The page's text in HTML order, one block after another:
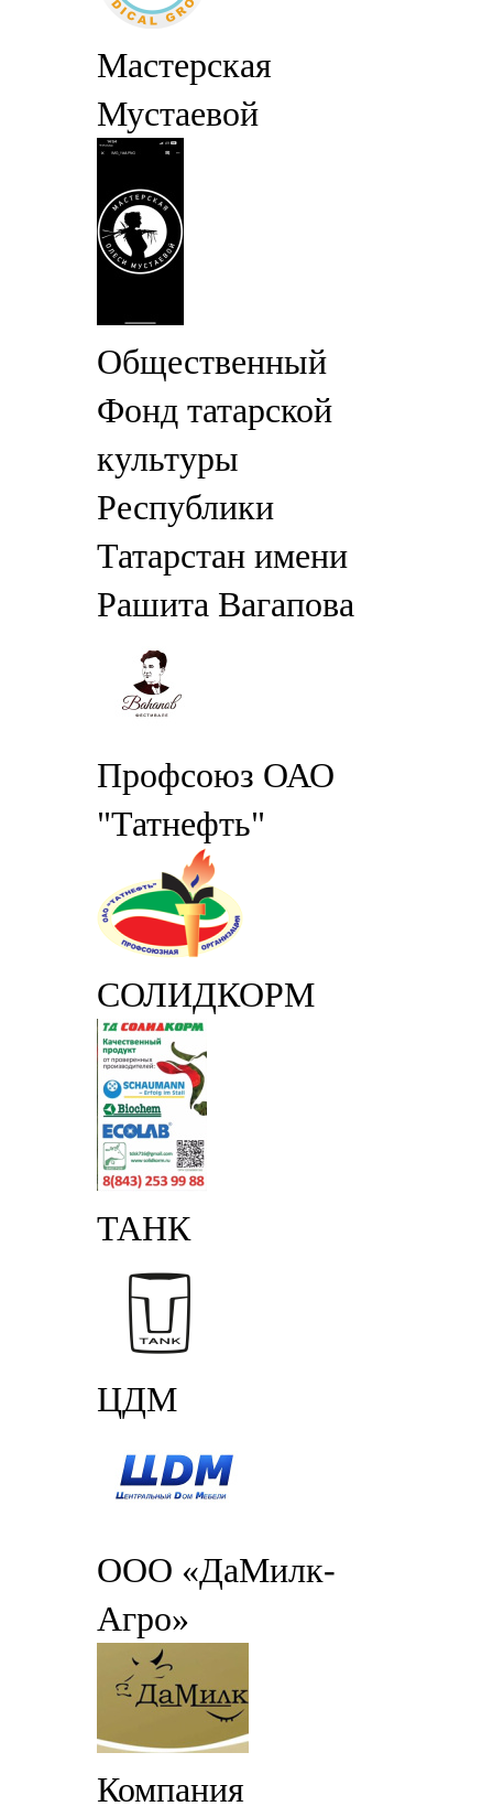
Мастерская
Мустаевой
Общественный
Фонд татарской
культуры
Республики
Татарстан имени
Рашита Вагапова
Профсоюз ОАО
"Татнефть"
СОЛИДКОРМ
ТАНК
ЦДМ
ООО «ДаМилк-
Агро»
Компания